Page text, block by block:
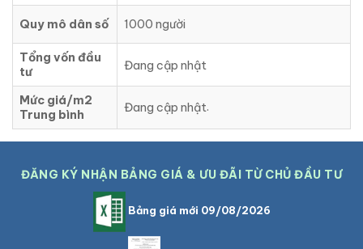
Quy mô dân số 1000 người
Tổng vốn đầu
tư
Đang cập nhật
Mức giá/m2
Trung bình
Đang cập nhật.
ĐĂNG KÝ NHẬN BẢNG GIÁ & ƯU ĐÃI TỪ CHỦ ĐẦU TƯ
Bảng giá mới 09/08/2026